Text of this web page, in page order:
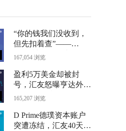
“你的钱我们没收到，
但先扣着查”——
CWG神操作曝光
167,054 浏览
盈利5万美金却被封
号，汇友怒曝亨达外汇
“许亏不许赢”
165,207 浏览
D Prime德璞资本账户
突遭冻结，汇友40天无